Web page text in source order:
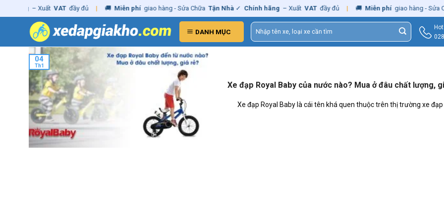
to
– Xuất VAT đầy đủ | 🚚 Miễn phí giao hàng - Sửa Chữa Tận Nhà ✓ Chính hãng – Xuất VAT đầy đủ | 🚚 Miễn phí giao hàng - Sửa
DANH MỤC
Tìm
kiếm:
Xe đạp Royal Baby của nước nào? Mua ở đâu chất lượng,
Xe đạp Royal Baby là cái tên khá quen thuộc trên thị trường xe đạp
04
Th1